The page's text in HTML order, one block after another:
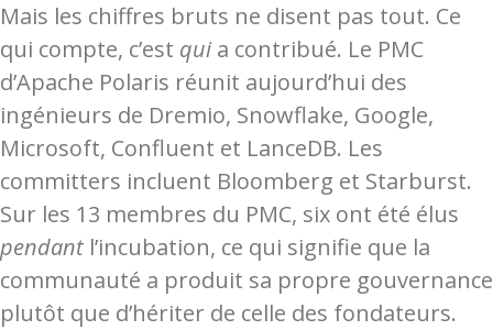
Mais les chiffres bruts ne disent pas tout. Ce
qui compte, c’est qui a contribué. Le PMC
d’Apache Polaris réunit aujourd’hui des
ingénieurs de Dremio, Snowflake, Google,
Microsoft, Confluent et LanceDB. Les
committers incluent Bloomberg et Starburst.
Sur les 13 membres du PMC, six ont été élus
pendant l’incubation, ce qui signifie que la
communauté a produit sa propre gouvernance
plutôt que d’hériter de celle des fondateurs.